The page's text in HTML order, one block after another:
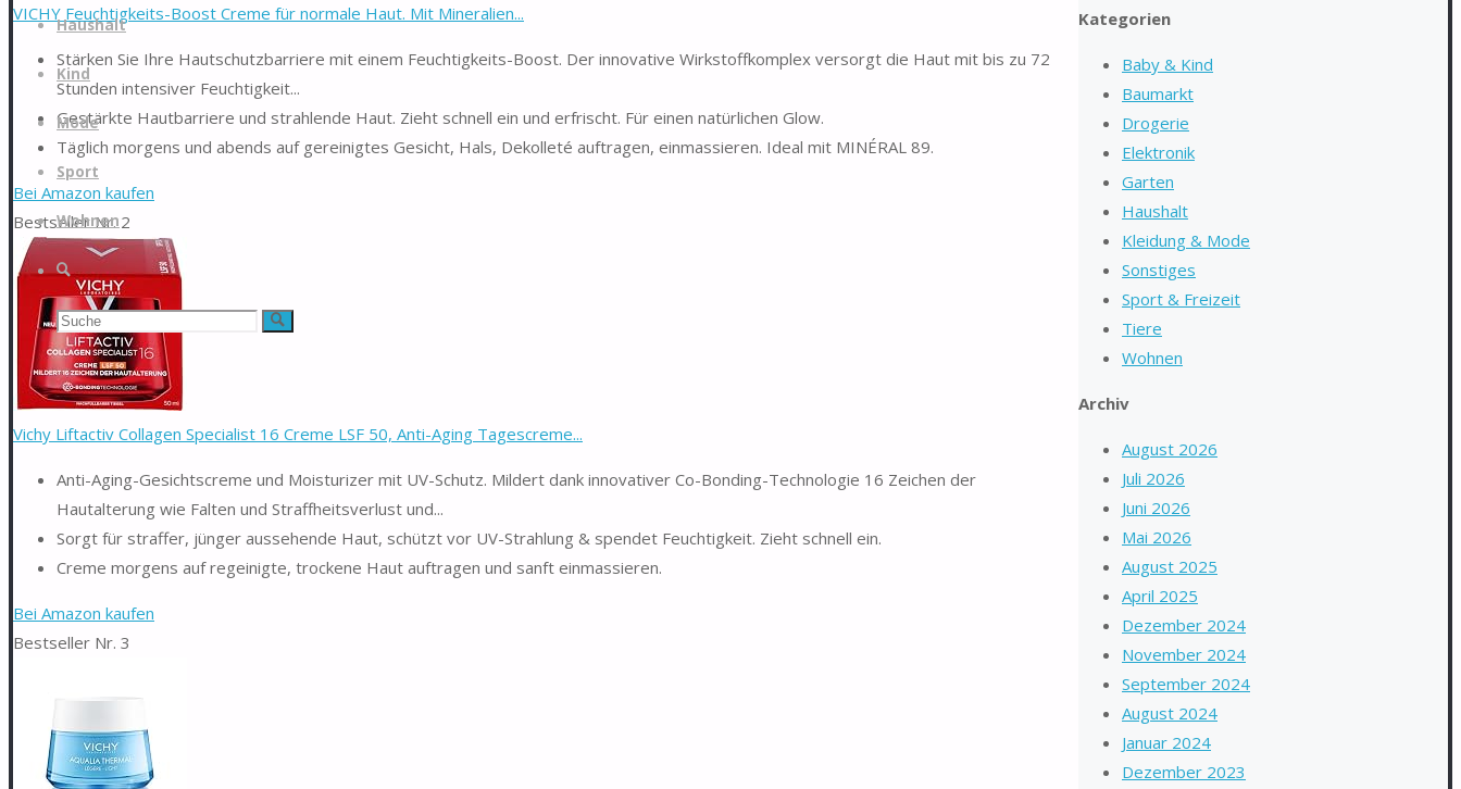
Haushalt
Kind
Mode
Sport
Wohnen
Suche
Suchen
nach:
Suche
VICHY Feuchtigkeits-Boost Creme für normale Haut. Mit Mineralien...
Stärken Sie Ihre Hautschutzbarriere mit einem Feuchtigkeits-Boost. Der innovative Wirkstoffkomplex versorgt die Haut mit bis zu 72
Stunden intensiver Feuchtigkeit...
Gestärkte Hautbarriere und strahlende Haut. Zieht schnell ein und erfrischt. Für einen natürlichen Glow.
Täglich morgens und abends auf gereinigtes Gesicht, Hals, Dekolleté auftragen, einmassieren. Ideal mit MINÉRAL 89.
Bei Amazon kaufen
Bestseller Nr. 2
Vichy Liftactiv Collagen Specialist 16 Creme LSF 50, Anti-Aging Tagescreme...
Anti-Aging-Gesichtscreme und Moisturizer mit UV-Schutz. Mildert dank innovativer Co-Bonding-Technologie 16 Zeichen der
Hautalterung wie Falten und Straffheitsverlust und...
Sorgt für straffer, jünger aussehende Haut, schützt vor UV-Strahlung & spendet Feuchtigkeit. Zieht schnell ein.
Creme morgens auf regeinigte, trockene Haut auftragen und sanft einmassieren.
Bei Amazon kaufen
Bestseller Nr. 3
Kategorien
Baby & Kind
Baumarkt
Drogerie
Elektronik
Garten
Haushalt
Kleidung & Mode
Sonstiges
Sport & Freizeit
Tiere
Wohnen
Archiv
August 2026
Juli 2026
Juni 2026
Mai 2026
August 2025
April 2025
Dezember 2024
November 2024
September 2024
August 2024
Januar 2024
Dezember 2023